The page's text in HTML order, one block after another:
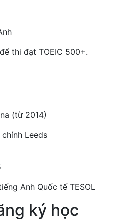
thi đạt TOEIC 500+.
(từ 2014)
Leeds
Anh Quốc tế TESOL
ký học